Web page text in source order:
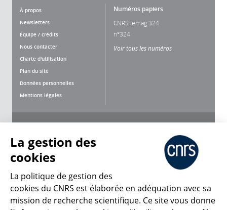
À propos
Newsletters
Équipe / crédits
Nous contacter
Charte d'utilisation
Plan du site
Données personnelles
Mentions légales
Numéros papiers
CNRS lemag 324
n°324
Voir tous les numéros
CNRS Le Mag
La gestion des
cookies
La politique de gestion des
cookies du CNRS est élaborée en adéquation avec sa
mission de recherche scientifique. Ce site vous donne